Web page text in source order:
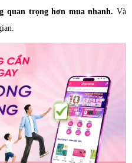
quan trọng hơn mua nhanh. Và